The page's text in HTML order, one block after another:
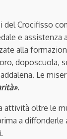
del Crocifisso
e assistenza
alla
doposcuola,
Le
.
oltre le
a diffonderle